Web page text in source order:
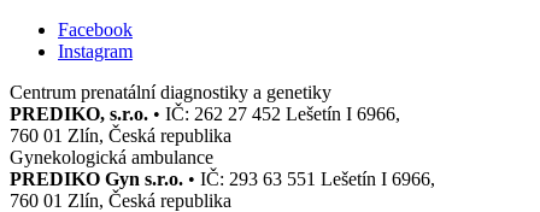
Facebook
Instagram
Centrum prenatální diagnostiky a genetiky
PREDIKO, s.r.o. • IČ: 262 27 452 Lešetín I 6966,
760 01 Zlín, Česká republika
Gynekologická ambulance
PREDIKO Gyn s.r.o. • IČ: 293 63 551 Lešetín I 6966,
760 01 Zlín, Česká republika